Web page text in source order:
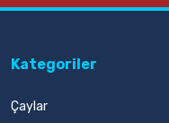
Kategoriler
Çaylar